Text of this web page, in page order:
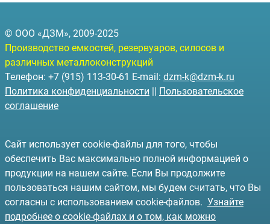
© ООО «ДЗМ», 2009-2025
Производство емкостей, резервуаров, силосов и
различных металлоконструкций
Телефон: +7 (915) 113-30-61 E-mail: dzm-k@dzm-k.ru
Политика конфиденциальности || Пользовательское
соглашение
Сайт использует cookie-файлы для того, чтобы
обеспечить Вас максимально полной информацией о
продукции на нашем сайте. Если Вы продолжите
пользоваться нашим сайтом, мы будем считать, что Вы
согласны с использованием cookie-файлов. Узнайте
подробнее о cookie-файлах и о том, как можно